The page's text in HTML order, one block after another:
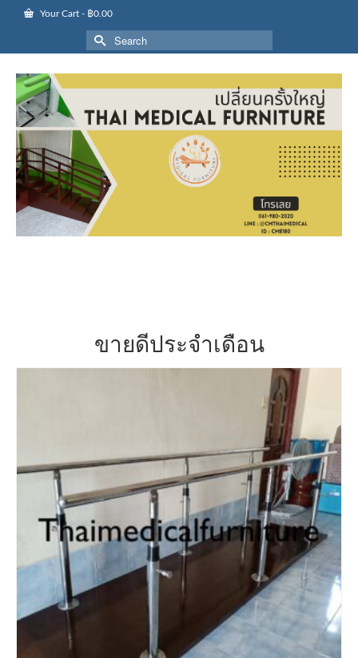
Your Cart - ฿0.00
Search
for:
ขายดีประจำเดือน